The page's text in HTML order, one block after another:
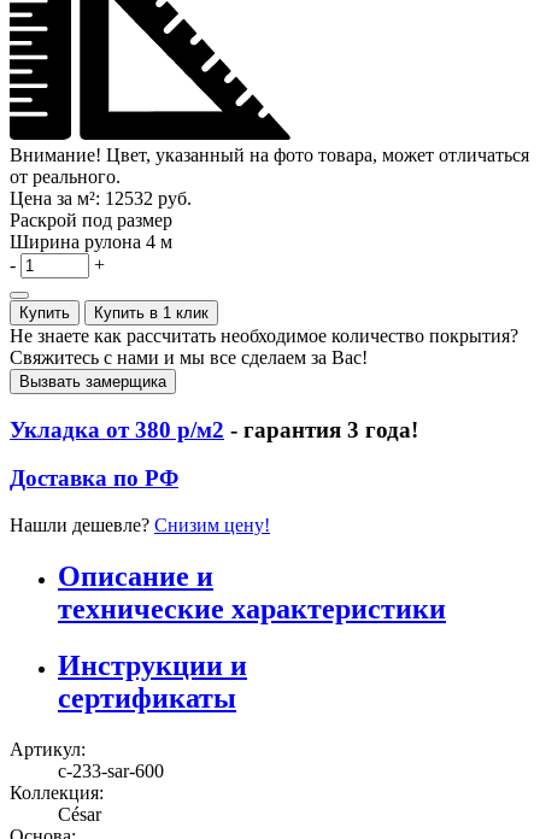
Внимание! Цвет, указанный на фото товара, может отличаться
от реального.
Цена за м²: 12532 руб.
Раскрой под размер
Ширина рулона 4 м
-
+
Купить Купить в 1 клик
Не знаете как рассчитать необходимое количество покрытия?
Свяжитесь с нами и мы все сделаем за Вас!
Вызвать замерщика
Укладка от 380 р/м2 - гарантия 3 года!
Доставка по РФ
Нашли дешевле? Снизим цену!
Описание и
технические характеристики
Инструкции и
сертификаты
Артикул:
c-233-sar-600
Коллекция:
César